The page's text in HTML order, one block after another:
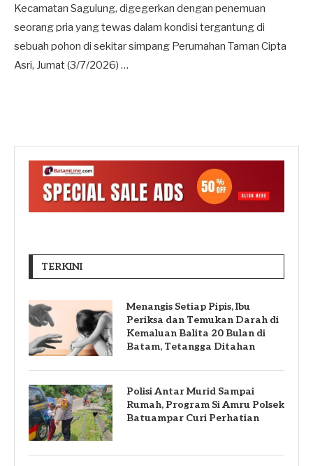
Kecamatan Sagulung, digegerkan dengan penemuan
seorang pria yang tewas dalam kondisi tergantung di
sebuah pohon di sekitar simpang Perumahan Taman Cipta
Asri, Jumat (3/7/2026) …
TERKINI
Menangis Setiap Pipis, Ibu
Periksa dan Temukan Darah di
Kemaluan Balita 20 Bulan di
Batam, Tetangga Ditahan
Polisi Antar Murid Sampai
Rumah, Program Si Amru Polsek
Batuampar Curi Perhatian